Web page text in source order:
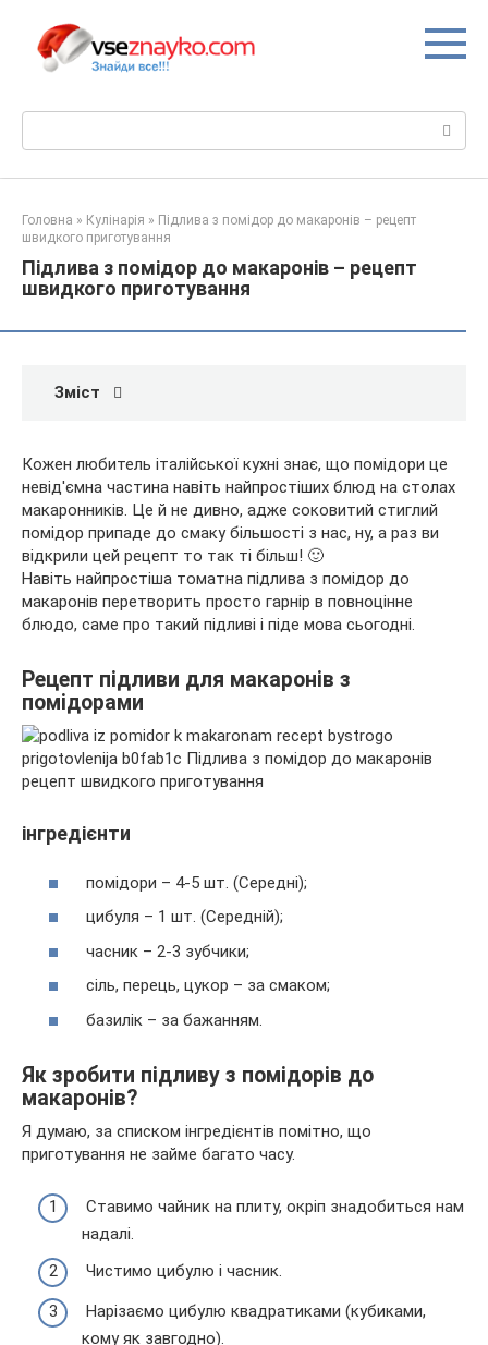
вмісту
Головна » Кулінарія » Підлива з помідор до макаронів – рецепт
швидкого приготування
Підлива з помідор до макаронів – рецепт
швидкого приготування
Зміст
Кожен любитель італійської кухні знає, що помідори це
невід'ємна частина навіть найпростіших блюд на столах
макаронників. Це й не дивно, адже соковитий стиглий
помідор припаде до смаку більшості з нас, ну, а раз ви
відкрили цей рецепт то так ті більш! 🙂
Навіть найпростіша томатна підлива з помідор до
макаронів перетворить просто гарнір в повноцінне
блюдо, саме про такий підливі і піде мова сьогодні.
Рецепт підливи для макаронів з
помідорами
інгредієнти
помідори – 4-5 шт. (Середні);
цибуля – 1 шт. (Середній);
часник – 2-3 зубчики;
сіль, перець, цукор – за смаком;
базилік – за бажанням.
Як зробити підливу з помідорів до
макаронів?
Я думаю, за списком інгредієнтів помітно, що
приготування не займе багато часу.
Ставимо чайник на плиту, окріп знадобиться нам
надалі.
Чистимо цибулю і часник.
Нарізаємо цибулю квадратиками (кубиками,
кому як завгодно).